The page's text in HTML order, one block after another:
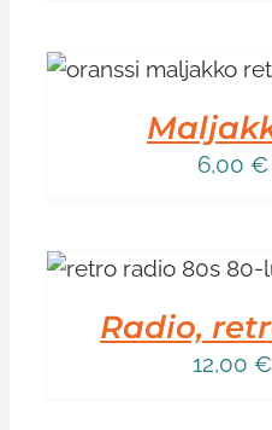
6,00 €
Radio,
12,00 €